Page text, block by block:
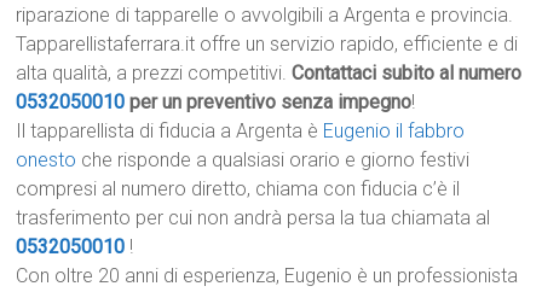
riparazione di tapparelle o avvolgibili a Argenta e provincia.
Tapparellistaferrara.it offre un servizio rapido, efficiente e di
alta qualità, a prezzi competitivi.Contattaci subito al numero
0532050010 per un preventivo senza impegno!
Il tapparellista di fiducia a Argenta è Eugenio il fabbro
onesto che risponde a qualsiasi orario e giorno festivi
compresi al numero diretto, chiama con fiducia c’è il
trasferimento per cui non andrà persa la tua chiamata al
0532050010 !
Con oltre 20 anni di esperienza, Eugenio è un professionista